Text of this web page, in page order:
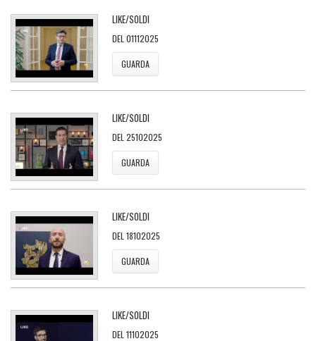
LIKE/SOLDI
DEL 01112025
GUARDA
LIKE/SOLDI
DEL 25102025
GUARDA
LIKE/SOLDI
DEL 18102025
GUARDA
LIKE/SOLDI
DEL 11102025